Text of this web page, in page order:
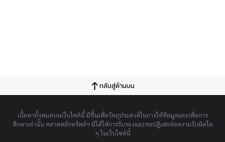
กลับสู่ด้านบน
เนื้อหาทั้งหมดบนเว็บไซต์นี้ มีขึ้นเพื่อวัตถุประสงค์ในการให้ข้อมูลและเพื่อการ
ศึกษาเท่านั้น ตลาดหลักทรัพย์ฯ มิได้ให้การรับรองและขอปฏิเสธต่อความรับผิดใด
ๆ ในเว็บไซต์นี้